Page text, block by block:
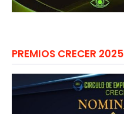
PREMIOS CRECER 2025